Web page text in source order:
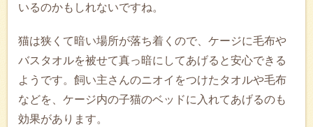
いるのかもしれないですね。
猫は狭くて暗い場所が落ち着くので、ケージに毛布や
バスタオルを被せて真っ暗にしてあげると安心できる
ようです。飼い主さんのニオイをつけたタオルや毛布
などを、ケージ内の子猫のベッドに入れてあげるのも
効果があります。